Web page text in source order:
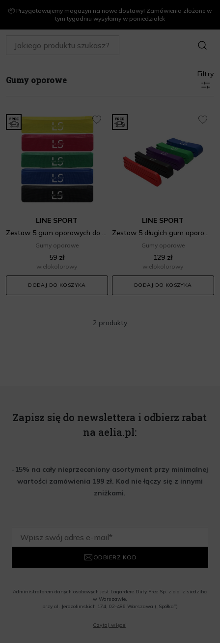
📦 Przygotowujemy magazyn na nowe dostawy! Zamówienia złożone w
tym tygodniu wysyłamy w poniedziałek
SZUKAJ
Gumy oporowe
Filtry
LINE SPORT
Zestaw 5 gum oporowych do ćwiczeń - taśmy materiałowe
Gumy oporowe
59 zł
wielokolorowy
DODAJ DO KOSZYKA
LINE SPORT
Zestaw 5 długich gum oporowych do ćwiczeń Power Band
Gumy oporowe
129 zł
wielokolorowy
DODAJ DO KOSZYKA
2 produkty
Zapisz się do newslettera i odbierz rabat
na aelia.pl:
-15% na cały nieprzeceniony asortyment przy minimalnej
wartości zamówienia 199 zł. Kod nie łączy się z innymi
zniżkami.
ODBIERZ KOD
Administratorem danych osobowych jest Lagardere Duty Free Sp. z o.o. z siedzibą
w Warszawie,
przy al. Jerozolimskich 174, 02-486 Warszawa („Spółka”)
o.o. informacji handlowych, w tym newslettera, informacji o promocjach i
Czytaj więcej